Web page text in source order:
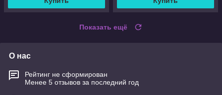
Показать ещё
О нас
Рейтинг не сформирован
Менее 5 отзывов за последний год